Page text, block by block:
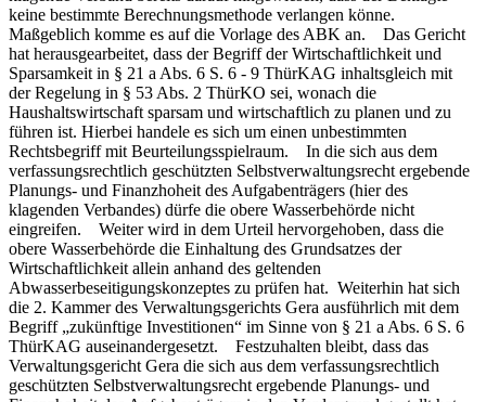
keine bestimmte Berechnungsmethode verlangen könne.
Maßgeblich komme es auf die Vorlage des ABK an. Das Gericht
hat herausgearbeitet, dass der Begriff der Wirtschaftlichkeit und
Sparsamkeit in § 21 a Abs. 6 S. 6 - 9 ThürKAG inhaltsgleich mit
der Regelung in § 53 Abs. 2 ThürKO sei, wonach die
Haushaltswirtschaft sparsam und wirtschaftlich zu planen und zu
führen ist. Hierbei handele es sich um einen unbestimmten
Rechtsbegriff mit Beurteilungsspielraum. In die sich aus dem
verfassungsrechtlich geschützten Selbstverwaltungsrecht ergebende
Planungs- und Finanzhoheit des Aufgabenträgers (hier des
klagenden Verbandes) dürfe die obere Wasserbehörde nicht
eingreifen. Weiter wird in dem Urteil hervorgehoben, dass die
obere Wasserbehörde die Einhaltung des Grundsatzes der
Wirtschaftlichkeit allein anhand des geltenden
Abwasserbeseitigungskonzeptes zu prüfen hat. Weiterhin hat sich
die 2. Kammer des Verwaltungsgerichts Gera ausführlich mit dem
Begriff „zukünftige Investitionen“ im Sinne von § 21 a Abs. 6 S. 6
ThürKAG auseinandergesetzt. Festzuhalten bleibt, dass das
Verwaltungsgericht Gera die sich aus dem verfassungsrechtlich
geschützten Selbstverwaltungsrecht ergebende Planungs- und